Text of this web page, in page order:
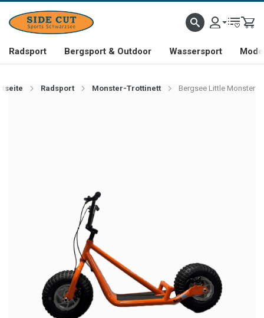
Radsport Bergsport & Outdoor Wassersport
Radsport Monster-Trottinett Bergsee Little Monster